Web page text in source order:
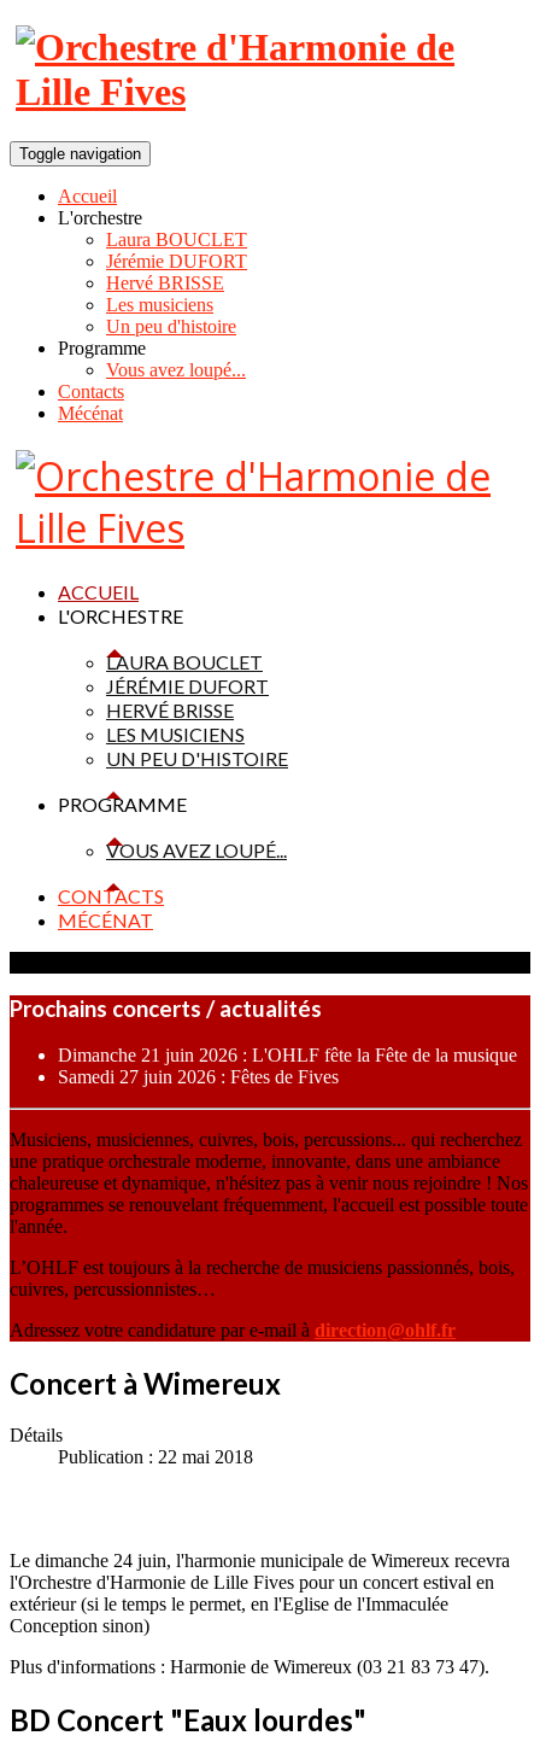
Toggle navigation
Accueil
L'orchestre
Laura BOUCLET
Jérémie DUFORT
Hervé BRISSE
Les musiciens
Un peu d'histoire
Programme
Vous avez loupé...
Contacts
Mécénat
ACCUEIL
L'ORCHESTRE
LAURA BOUCLET
JÉRÉMIE DUFORT
HERVÉ BRISSE
LES MUSICIENS
UN PEU D'HISTOIRE
PROGRAMME
VOUS AVEZ LOUPÉ...
CONTACTS
MÉCÉNAT
Prochains concerts / actualités
Dimanche 21 juin 2026 : L'OHLF fête la Fête de la musique
Samedi 27 juin 2026 : Fêtes de Fives
Musiciens, musiciennes, cuivres, bois, percussions... qui recherchez
une pratique orchestrale moderne, innovante, dans une ambiance
chaleureuse et dynamique, n'hésitez pas à venir nous rejoindre ! Nos
programmes se renouvelant fréquemment, l'accueil est possible toute
l'année.
L’OHLF est toujours à la recherche de musiciens passionnés, bois,
cuivres, percussionnistes…
Adressez votre candidature par e-mail à direction@ohlf.fr
Concert à Wimereux
Détails
Publication : 22 mai 2018
Le dimanche 24 juin, l'harmonie municipale de Wimereux recevra
l'Orchestre d'Harmonie de Lille Fives pour un concert estival en
extérieur (si le temps le permet, en l'Eglise de l'Immaculée
Conception sinon)
Plus d'informations : Harmonie de Wimereux (03 21 83 73 47).
BD Concert "Eaux lourdes"